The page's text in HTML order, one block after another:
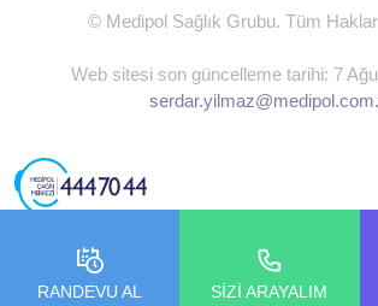
© Medipol Sağlık Grubu. Tüm
Web sitesi son güncelleme tarihi: 7
RANDEVU AL SİZİ ARAYALIM